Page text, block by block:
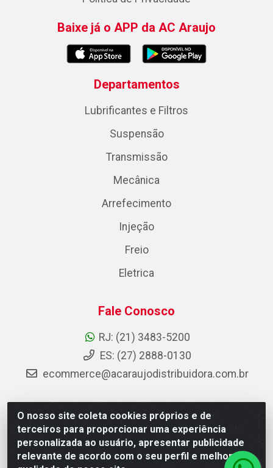
O nosso site coleta cookies próprios e de
terceiros para proporcionar uma experiência
personalizada ao usuário, apresentar publicidade
relevante de acordo com o seu perfil e melhorar a
Baixe já o APP da AC Araujo
Departamentos
Lubrificantes e Filtros
Suspensão
Transmissão
Mecânica
Arrefecimento
Injeção
Freio
Eletrica
Fale Conosco
RJ: (21) 3483-5200
ES: (27) 2888-0130
ecommerce@acaraujodistribuidora.com.br
AC Araujo Distribuidora - Rua Carneiro de Campos, 42 -
São Cristóvão, Rio de Janeiro/RJ - CEP 20.920-410 -
CNPJ 08.744.753/0003-85